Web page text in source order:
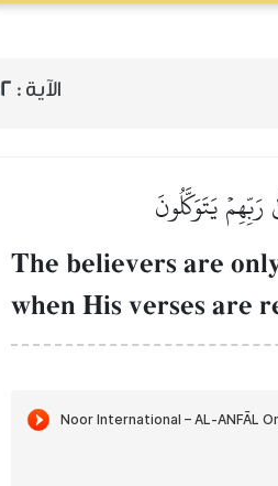
الآية : 2
يَتَوَكَّلُونَ
The believers are
when His verses are